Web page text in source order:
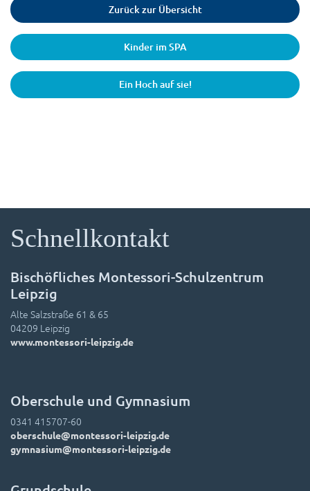
Zurück zur Übersicht
Kinder im SPA
Ein Hoch auf sie!
Schnellkontakt
Bischöfliches Montessori-Schulzentrum
Leipzig
Alte Salzstraße 61 & 65
04209 Leipzig
www.montessori-leipzig.de
Oberschule und Gymnasium
0341 415707-60
oberschule@montessori-leipzig.de
gymnasium@montessori-leipzig.de